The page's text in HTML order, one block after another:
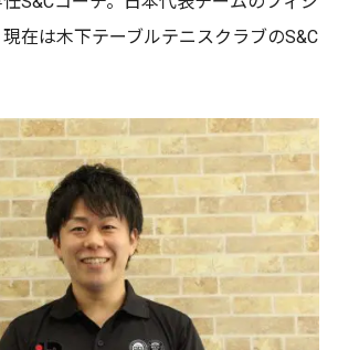
在は木下テーブルテニスクラブのS&C